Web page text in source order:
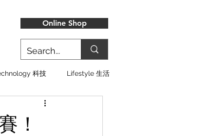
Online Shop
科技 Lifestyle 生活
！